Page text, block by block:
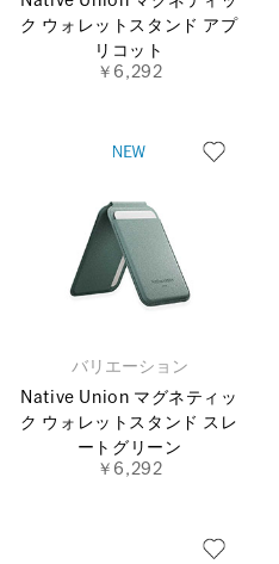
ク ウォレットスタンド アプ
リコット
￥6,292
バリエーション
Native Union マグネティッ
ク ウォレットスタンド スレ
ートグリーン
￥6,292